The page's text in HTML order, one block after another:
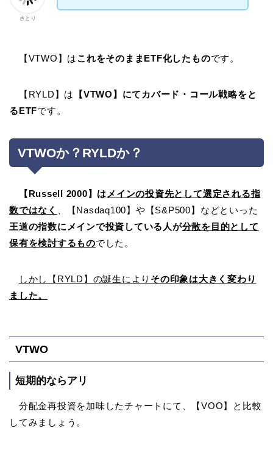
さとり
【VTWO】はこれをそのままETF化したものです。
【RYLD】は
【VTWO】にてカバード・コール戦略をと
るETFです。
VTWOか？RYLDか？
【Russell 2000】は メインの投資先として選定される指
数ではなく
、【Nasdaq100】や【S&P500】などといった
王道の指数にメインで投資している人が分散を目的として
保有を検討するものでした。
しかし【RYLD】の誕生により その印象は大きく変わり
ました。
VTWO
短期的ならアリ
分配金再投資を加味したチャートにて、【VOO】と比較
してみましょう。